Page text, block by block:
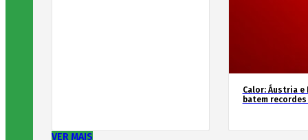
Calor: Áustria e
batem
VER MAIS